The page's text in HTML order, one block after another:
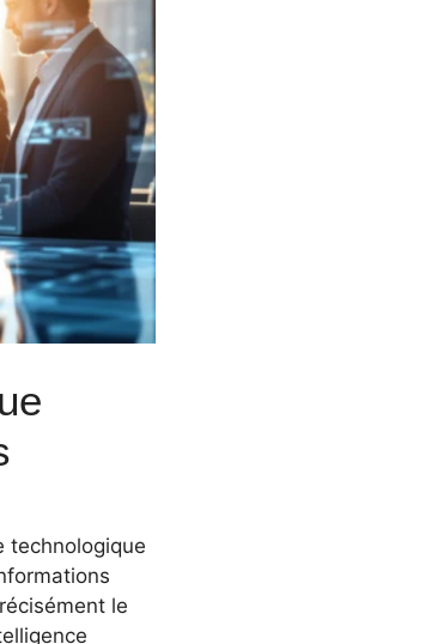
technologique
le